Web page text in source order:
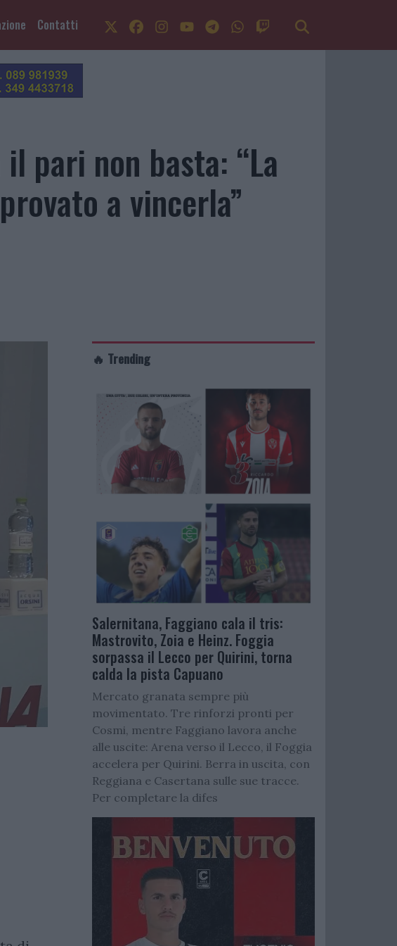
Contatti
pari non basta: “La
a vincerla”
🔥 Trending
Salernitana, Faggiano cala il tris:
Mastrovito, Zoia e Heinz. Foggia
sorpassa il Lecco per Quirini, torna
calda la pista Capuano
Mercato granata sempre più
movimentato. Tre rinforzi pronti per
Cosmi, mentre Faggiano lavora anche
alle uscite: Arena verso il Lecco, il Foggia
accelera per Quirini. Berra in uscita, con
Reggiana e Casertana sulle sue tracce.
Per completare la difes